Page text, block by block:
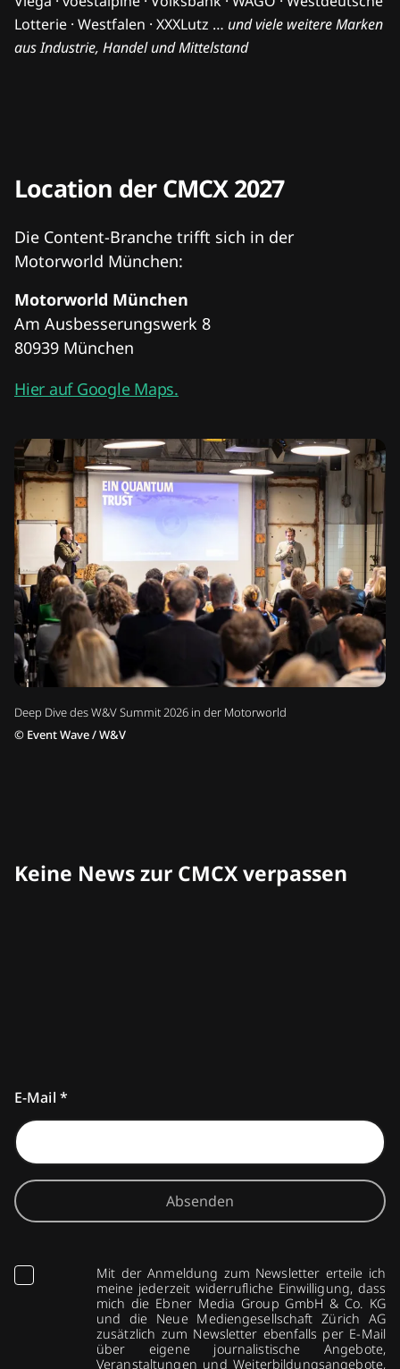
Lotterie · Westfalen · XXXLutz … und viele weitere Marken
aus Industrie, Handel und Mittelstand
Deep Dive des W&V Summit 2026 in der Motorworld
© Event Wave / W&V
Location der CMCX 2027
Die Content-Branche trifft sich in der
Motorworld München:
Motorworld München
Am Ausbesserungswerk 8
80939 München
Hier auf Google Maps.
Keine News zur CMCX verpassen
E-Mail *
Absenden
Mit der Anmeldung zum Newsletter erteile ich
meine jederzeit widerrufliche Einwilligung, dass
mich die Ebner Media Group GmbH & Co. KG
und die Neue Mediengesellschaft Zürich AG
zusätzlich zum Newsletter ebenfalls per E-Mail
über eigene journalistische Angebote,
Veranstaltungen und Weiterbildungsangebote,